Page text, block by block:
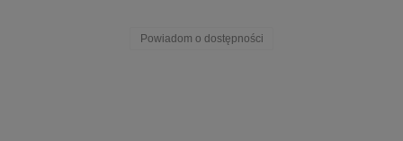
Powiadom o dostępności